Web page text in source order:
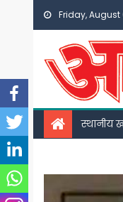
Skip
content
Friday, August
स्थानीय